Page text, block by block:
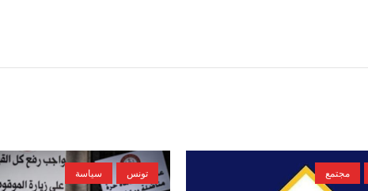
مجتمع تونس سياسة